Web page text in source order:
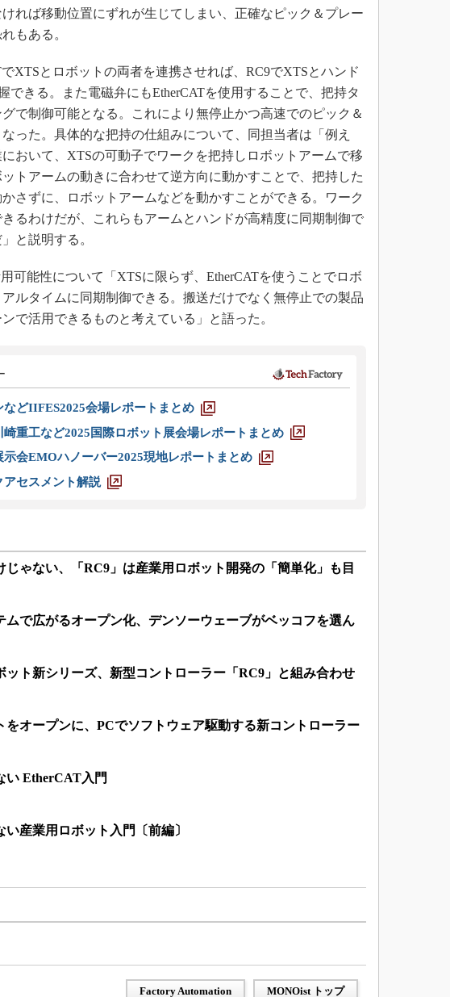
れば移動位置にずれが生じてしまい、正確なピック＆プレー
もある。
XTSとロボットの両者を連携させれば、RC9でXTSとハンド
できる。また電磁弁にもEtherCATを使用することで、把持タ
で制御可能となる。これにより無停止かつ高速でのピック＆
った。具体的な把持の仕組みについて、同担当者は「例え
おいて、XTSの可動子でワークを把持しロボットアームで移
トアームの動きに合わせて逆方向に動かすことで、把持した
さずに、ロボットアームなどを動かすことができる。ワーク
るわけだが、これらもアームとハンドが高精度に同期制御で
と説明する。
可能性について「XTSに限らず、EtherCATを使うことでロボ
ルタイムに同期制御できる。搬送だけでなく無停止での製品
で活用できるものと考えている」と語った。
どIIFES2025会場レポートまとめ
重工など2025国際ロボット展会場レポートまとめ
示会EMOハノーバー2025現地レポートまとめ
セスメント解説
じゃない、「RC9」は産業用ロボット開発の「簡単化」も目
ムで広がるオープン化、デンソーウェーブがベッコフを選ん
ット新シリーズ、新型コントローラー「RC9」と組み合わせ
をオープンに、PCでソフトウェア駆動する新コントローラー
い EtherCAT入門
い産業用ロボット入門〔前編〕
Factory Automation MONOist トップ